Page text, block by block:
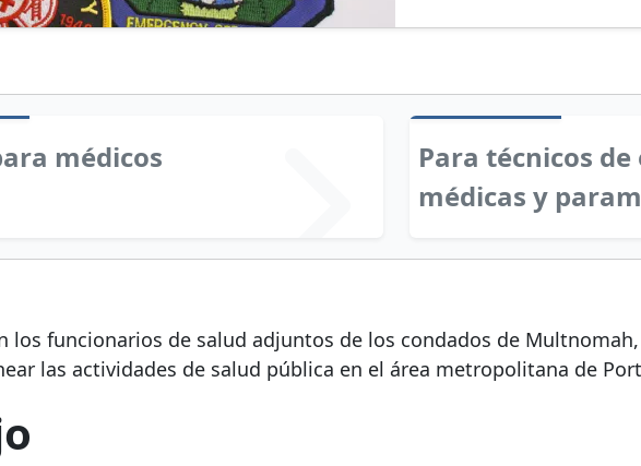
médicos
Para técnicos
médicas y
los funcionarios de salud adjuntos de los condados de Multnomah,
las actividades de salud pública en el área metropolitana de